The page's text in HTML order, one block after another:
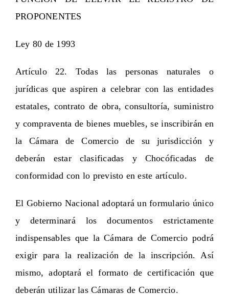
PROPONENTES
Ley 80 de 1993
Artículo 22. Todas las personas naturales o
jurídicas que aspiren a celebrar con las entidades
estatales, contrato de obra, consultoría, suministro
y compraventa de bienes muebles, se inscribirán en
la Cámara de Comercio de su jurisdicción y
deberán estar clasificadas y Chocóficadas de
conformidad con lo previsto en este artículo.
El Gobierno Nacional adoptará un formulario único
y determinará los documentos estrictamente
indispensables que la Cámara de Comercio podrá
exigir para la realización de la inscripción. Así
mismo, adoptará el formato de certificación que
deberán utilizar las Cámaras de Comercio.